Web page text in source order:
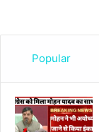
Popular